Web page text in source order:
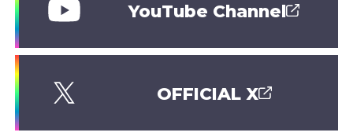
YouTube Channel
OFFICIAL X